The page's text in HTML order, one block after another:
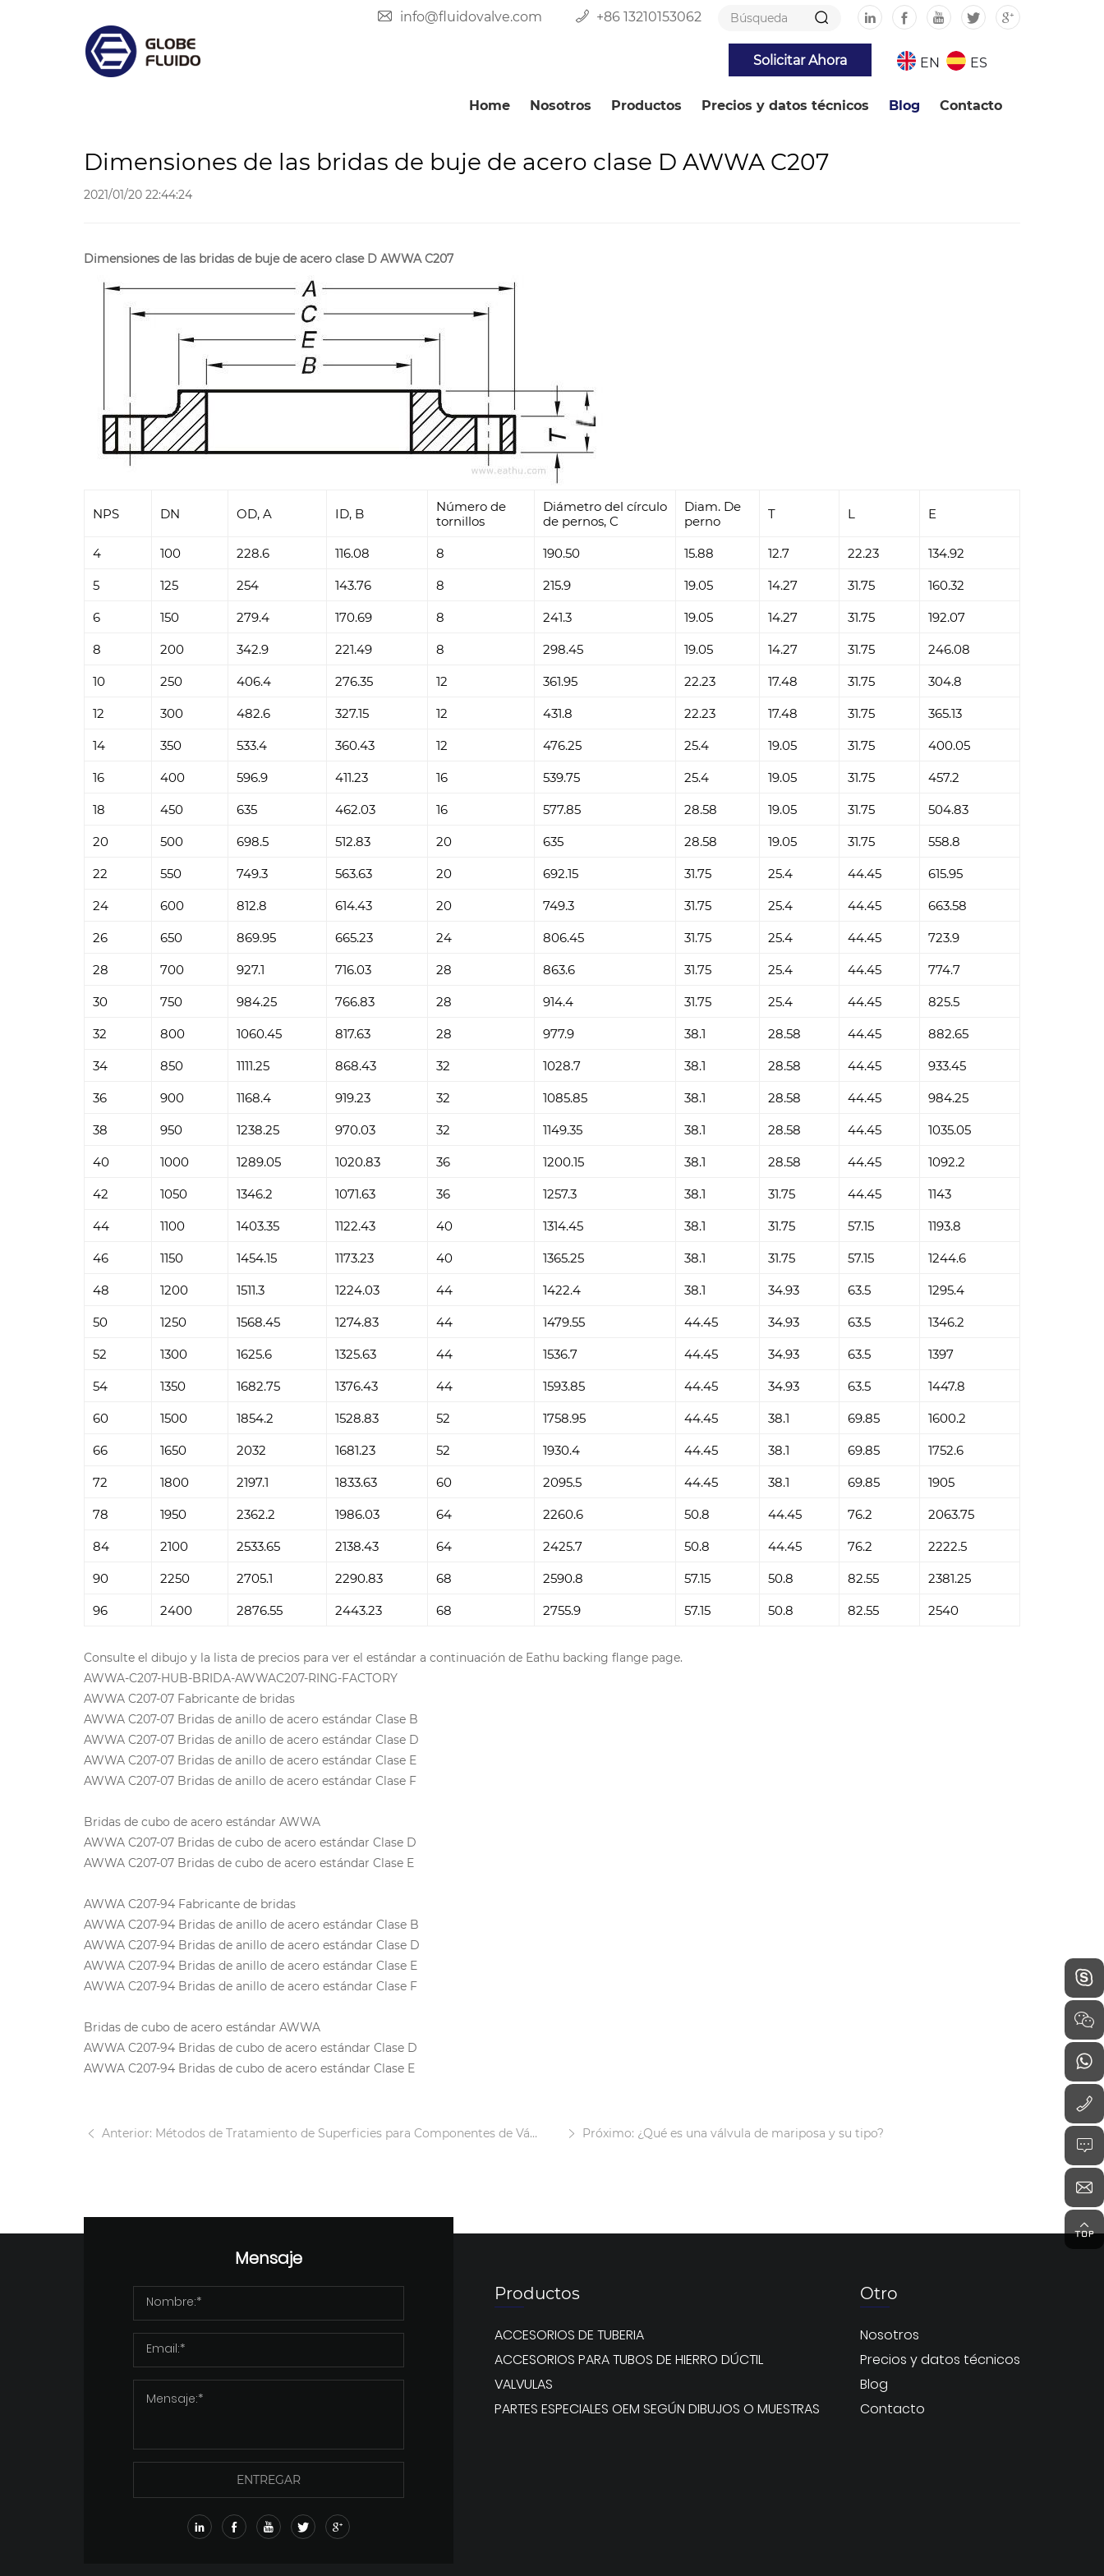
info@fluidovalve.com +86 13210153062
EN ES
Solicitar Ahora
Home Nosotros Productos Precios y datos técnicos Blog Contacto
Dimensiones de las bridas de buje de acero clase D AWWA C207
2021/01/20 22:44:24
Dimensiones de las bridas de buje de acero clase D AWWA C207
NPS DN OD, A ID, B
Número de
tornillos
Diámetro del círculo
de pernos, C
Diam. De
perno
T L E
4 100 228.6 116.08 8 190.50 15.88 12.7 22.23
134.92
5
125 254 143.76 8 215.9 19.05 14.27 31.75
160.32
6
150 279.4 170.69 8 241.3 19.05 14.27 31.75
192.07
8
200 342.9 221.49 8 298.45 19.05 14.27 31.75
246.08
10
250 406.4 276.35 12 361.95 22.23 17.48 31.75
304.8
12
300 482.6 327.15 12 431.8 22.23 17.48 31.75
365.13
14
350 533.4 360.43 12 476.25 25.4 19.05 31.75
400.05
16
400 596.9 411.23 16 539.75 25.4 19.05 31.75
457.2
18
450 635 462.03 16 577.85 28.58 19.05 31.75
504.83
20
500 698.5 512.83 20 635 28.58 19.05 31.75
558.8
22
550 749.3 563.63 20 692.15 31.75 25.4 44.45
615.95
24
600 812.8 614.43 20 749.3 31.75 25.4 44.45
663.58
26
650 869.95 665.23 24 806.45 31.75 25.4 44.45
723.9
28
700 927.1 716.03 28 863.6 31.75 25.4 44.45
774.7
30
750 984.25 766.83 28 914.4 31.75 25.4 44.45
825.5
32
800 1060.45 817.63 28 977.9 38.1 28.58 44.45
882.65
34
850 1111.25 868.43 32 1028.7 38.1 28.58 44.45
933.45
36
900 1168.4 919.23 32 1085.85 38.1 28.58 44.45
984.25
38
950 1238.25 970.03 32 1149.35 38.1 28.58 44.45
1035.05
40
1000 1289.05 1020.83 36 1200.15 38.1 28.58 44.45
1092.2
42
1050 1346.2 1071.63 36 1257.3 38.1 31.75 44.45
1143
44
1100 1403.35 1122.43 40 1314.45 38.1 31.75 57.15
1193.8
46
1150 1454.15 1173.23 40 1365.25 38.1 31.75 57.15
1244.6
48
1200 1511.3 1224.03 44 1422.4 38.1 34.93 63.5
1295.4
50
1250 1568.45 1274.83 44 1479.55 44.45 34.93 63.5
1346.2
52
1300 1625.6 1325.63 44 1536.7 44.45 34.93 63.5
1397
54
1350 1682.75 1376.43 44 1593.85 44.45 34.93 63.5
1447.8
60
1500 1854.2 1528.83 52 1758.95 44.45 38.1 69.85
1600.2
66
1650 2032 1681.23 52 1930.4 44.45 38.1 69.85
1752.6
72
1800 2197.1 1833.63 60 2095.5 44.45 38.1 69.85
1905
78
1950 2362.2 1986.03 64 2260.6 50.8 44.45 76.2
2063.75
84
2100 2533.65 2138.43 64 2425.7 50.8 44.45 76.2
2222.5
90
2250 2705.1 2290.83 68 2590.8 57.15 50.8 82.55
2381.25
96
2400 2876.55 2443.23 68 2755.9 57.15 50.8 82.55 2540
Consulte el dibujo y la lista de precios para ver el estándar a continuación de Eathu backing flange page.
AWWA-C207-HUB-BRIDA-AWWAC207-RING-FACTORY
AWWA C207-07 Fabricante de bridas
AWWA C207-07 Bridas de anillo de acero estándar Clase B
AWWA C207-07 Bridas de anillo de acero estándar Clase D
AWWA C207-07 Bridas de anillo de acero estándar Clase E
AWWA C207-07 Bridas de anillo de acero estándar Clase F
Bridas de cubo de acero estándar AWWA
AWWA C207-07 Bridas de cubo de acero estándar Clase D
AWWA C207-07 Bridas de cubo de acero estándar Clase E
AWWA C207-94 Fabricante de bridas
AWWA C207-94 Bridas de anillo de acero estándar Clase B
AWWA C207-94 Bridas de anillo de acero estándar Clase D
AWWA C207-94 Bridas de anillo de acero estándar Clase E
AWWA C207-94 Bridas de anillo de acero estándar Clase F
Bridas de cubo de acero estándar AWWA
AWWA C207-94 Bridas de cubo de acero estándar Clase D
AWWA C207-94 Bridas de cubo de acero estándar Clase E
Anterior: Métodos de Tratamiento de Superficies para Componentes de Válvulas Próximo: ¿Qué es una válvula de mariposa y su tipo?
Mensaje
ENTREGAR
Productos
ACCESORIOS DE TUBERIA
ACCESORIOS PARA TUBOS DE HIERRO DÚCTIL
VALVULAS
PARTES ESPECIALES OEM SEGÚN DIBUJOS O MUESTRAS
Otro
Nosotros
Precios y datos técnicos
Blog
Contacto